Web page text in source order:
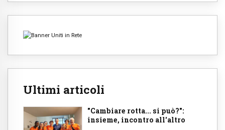
Ultimi articoli
"Cambiare rotta... si può?":
insieme, incontro all'altro